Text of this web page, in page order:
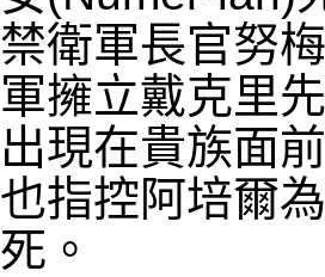
禁衛軍長官努
軍擁立戴克里
出現在貴族面
也指控阿培爾
死。